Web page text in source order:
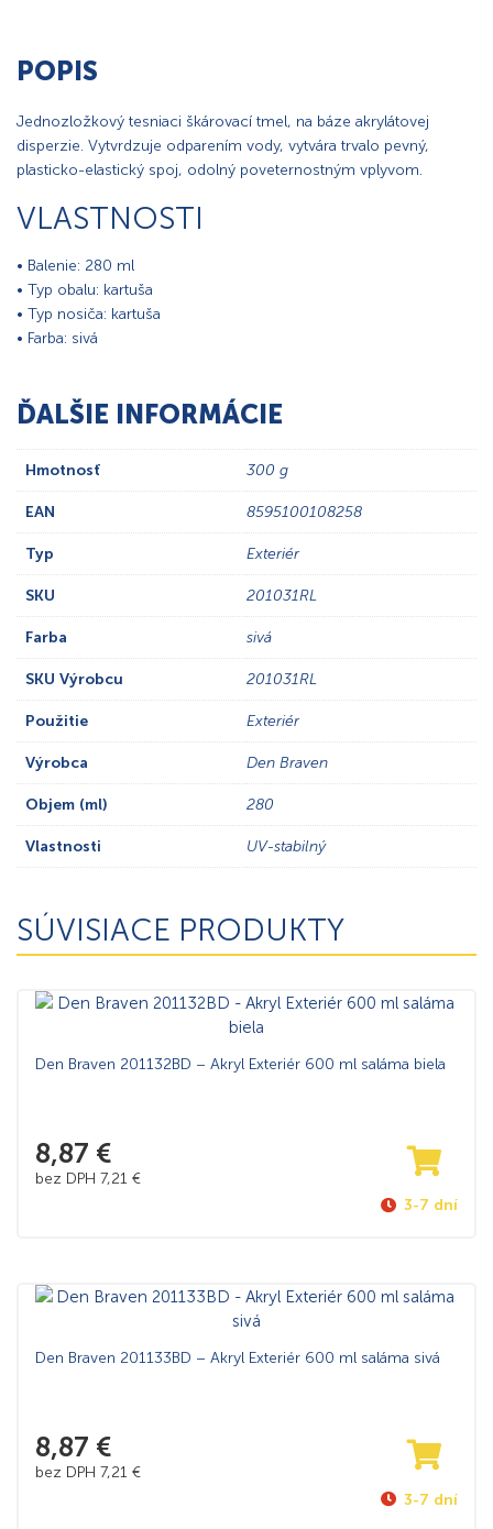
POPIS
Jednozložkový tesniaci škárovací tmel, na báze akrylátovej
disperzie. Vytvrdzuje odparením vody, vytvára trvalo pevný,
plasticko-elastický spoj, odolný poveternostným vplyvom.
VLASTNOSTI
• Balenie: 280 ml
• Typ obalu: kartuša
• Typ nosiča: kartuša
• Farba: sivá
ĎALŠIE INFORMÁCIE
Hmotnosť 300 g
EAN 8595100108258
Typ Exteriér
SKU 201031RL
Farba sivá
SKU Výrobcu 201031RL
Použitie Exteriér
Výrobca Den Braven
Objem (ml) 280
Vlastnosti UV-stabilný
SÚVISIACE PRODUKTY
Den Braven 201132BD – Akryl Exteriér 600 ml saláma biela
8,87 €
bez DPH 7,21 €
3-7 dní
Den Braven 201133BD – Akryl Exteriér 600 ml saláma sivá
8,87 €
bez DPH 7,21 €
3-7 dní